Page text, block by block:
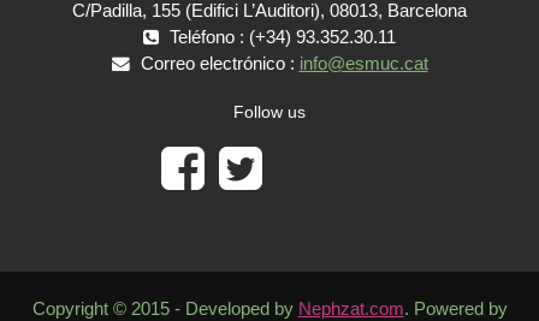
C/Padilla, 155 (Edifici L’Auditori), 08013, Barcelona
Teléfono : (+34) 93.352.30.11
Correo electrónico : info@esmuc.cat
Follow us
Copyright © 2015 - Developed by Nephzat.com. Powered by